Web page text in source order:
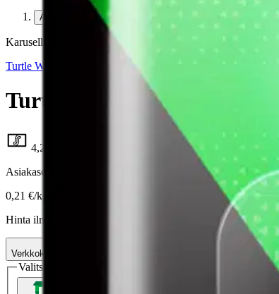
Avaa kuva suurempana
Karusellin nuolipainikkeet
Turtle Wax
Turtle Wax puhdistusliina
4,21 €
Asiakasomistajahinta
0,21 €/kpl
Hinta ilman S-Etukorttia:
Verkkokaupan hinta
Valitse toimitustapa